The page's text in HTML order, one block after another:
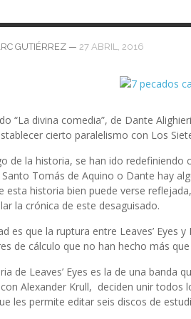
EX MACHINA’ – PRIMERAS
CON LIV KRISTINE.
2025
– ‘RIVER OF
GUTIÉRREZ 25 FEBRERO, 2019
RADIO: HELLFEST 2017
ESPINOZA, 3 JUNIO, 2018
GUTIÉRREZ — 27 ABRIL, 2016
“La divina comedia”, de Dante
cierto paralelismo con Los
de la historia, se han ido redefiniendo
Tomás de Aquino o Dante hay
esta historia bien puede verse
la crónica de este desaguisado.
es que la ruptura entre Leaves’ Eyes
de cálculo que no han hecho más
de Leaves’ Eyes es la de una banda
Alexander Krull, deciden unir todos
les permite editar seis discos de